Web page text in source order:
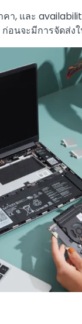
า, และ
อนจะมีการจัดส่ง